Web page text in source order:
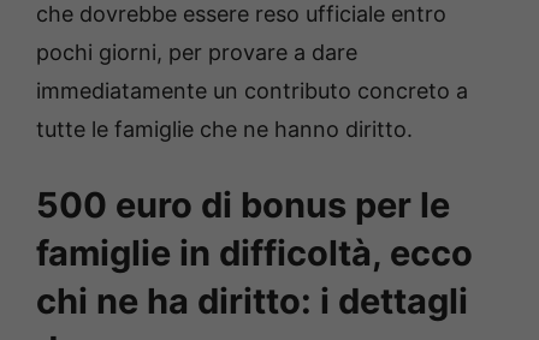
che dovrebbe essere reso ufficiale entro
pochi giorni, per provare a dare
immediatamente un contributo concreto a
tutte le famiglie che ne hanno diritto.
500 euro di bonus per le
famiglie in difficoltà, ecco
chi ne ha diritto: i dettagli